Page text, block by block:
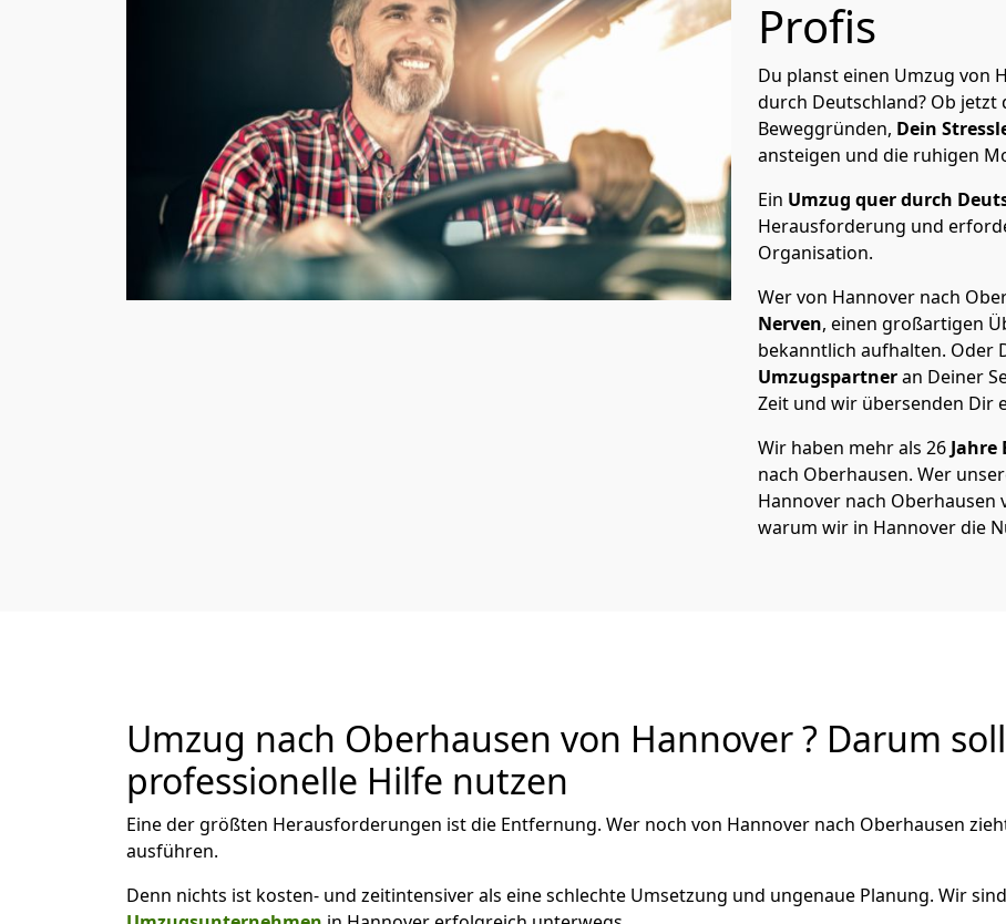
Profis
Du planst einen Umzug von
durch Deutschland? Ob
Beweggründen, Dein
ansteigen und die ruhigen
Ein Umzug quer durch
Herausforderung und
Organisation.
Wer von Hannover nach
Nerven, einen großartigen
bekanntlich aufhalten. Oder
Umzugspartneran Deiner
Zeit und wir übersenden Dir
Wir haben mehr als 26 Jahre
nach Oberhausen. Wer
Hannover nach Oberhausen
warum wir in Hannover die
Umzug nach Oberhausen von Hannover ? Darum
professionelle Hilfe nutzen
Eine der größten Herausforderungen ist die Entfernung. Wer noch von Hannover nach Oberhausen
ausführen.
Denn nichts ist kosten- und zeitintensiver als eine schlechte Umsetzung und ungenaue Planung. Wir